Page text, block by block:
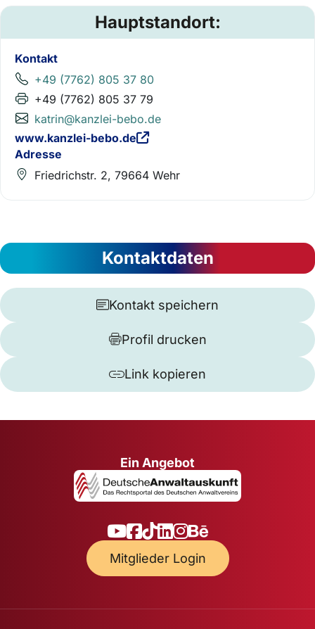
Hauptstandort:
Kontakt
+49 (7762) 805 37 80
+49 (7762) 805 37 79
katrin@kanzlei-bebo.de
www.kanzlei-bebo.de
Adresse
Friedrichstr. 2, 79664 Wehr
Kontaktdaten
Kontakt speichern
Profil drucken
Link kopieren
Ein Angebot
Mitglieder Login